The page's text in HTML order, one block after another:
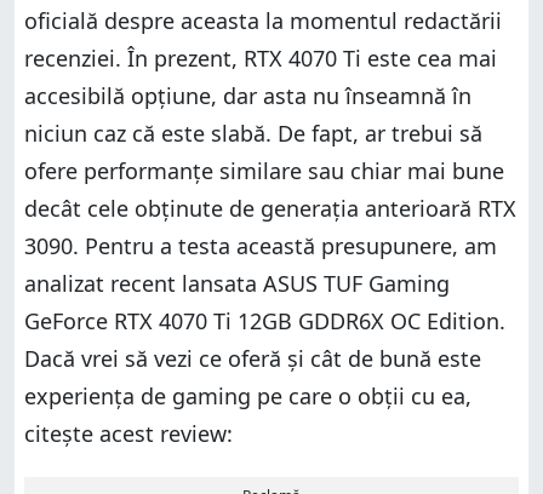
oficială despre aceasta la momentul redactării
recenziei. În prezent, RTX 4070 Ti este cea mai
accesibilă opțiune, dar asta nu înseamnă în
niciun caz că este slabă. De fapt, ar trebui să
ofere performanțe similare sau chiar mai bune
decât cele obținute de generația anterioară RTX
3090. Pentru a testa această presupunere, am
analizat recent lansata ASUS TUF Gaming
GeForce RTX 4070 Ti 12GB GDDR6X OC Edition.
Dacă vrei să vezi ce oferă și cât de bună este
experiența de gaming pe care o obții cu ea,
citește acest review: